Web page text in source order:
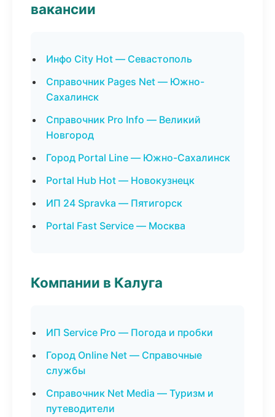
вакансии
Инфо City Hot — Севастополь
Справочник Pages Net — Южно-
Сахалинск
Справочник Pro Info — Великий
Новгород
Город Portal Line — Южно-Сахалинск
Portal Hub Hot — Новокузнецк
ИП 24 Spravka — Пятигорск
Portal Fast Service — Москва
Компании в Калуга
ИП Service Pro — Погода и пробки
Город Online Net — Справочные
службы
Справочник Net Media — Туризм и
путеводители